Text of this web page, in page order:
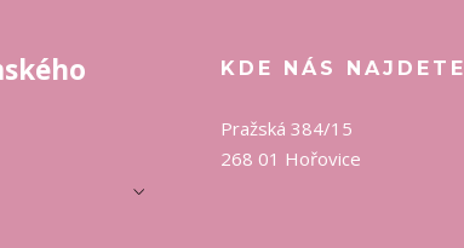
KDE NÁS NAJDETE
Pražská 384/15
268 01 Hořovice